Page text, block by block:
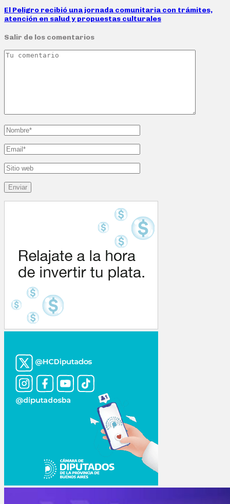
El Peligro recibió una jornada comunitaria con trámites,
atención en salud y propuestas culturales
Salir de los comentarios